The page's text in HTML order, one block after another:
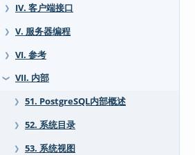
❯ IV. 客户端接口
❯ V. 服务器编程
❯ VI. 参考
❯ VII. 内部
❯ 51. PostgreSQL内部概述
❯ 52. 系统目录
❯ 53. 系统视图